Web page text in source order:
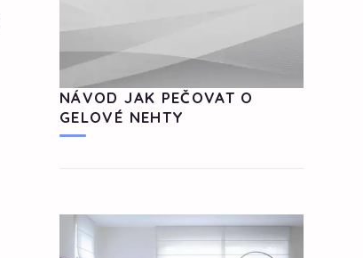
NÁVOD JAK PEČOVAT O
GELOVÉ NEHTY